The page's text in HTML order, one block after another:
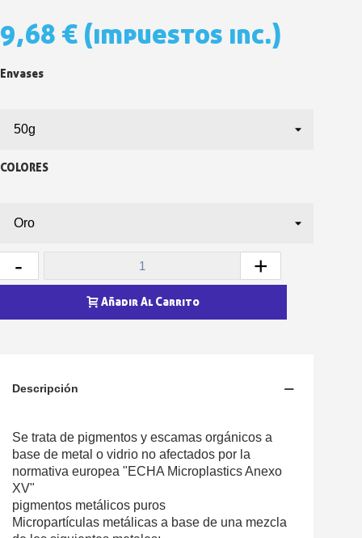
Cupón de 10 € por
Obtenga su presupuesto
5 € de descuento
Cupón de 10 € por
Suscríbete al
9,68 € (impuestos inc.)
Envases
COLORES
- +
Añadir Al Carrito
Descripción
Se trata de pigmentos y escamas orgánicos a
base de metal o vidrio no afectados por la
normativa europea "ECHA Microplastics Anexo
XV"
pigmentos metálicos puros
Micropartículas metálicas a base de una mezcla